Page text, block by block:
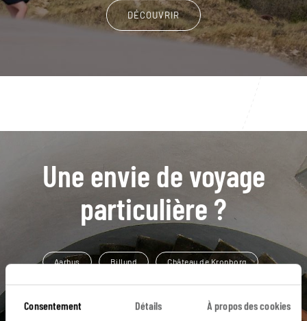
Consentement Détails À propos des cookies
DÉCOUVRIR
Une envie de voyage
particulière ?
Aarhus Billund Château de Kronborg
Den Gamle By Esbjerg Canal de Nyhavn